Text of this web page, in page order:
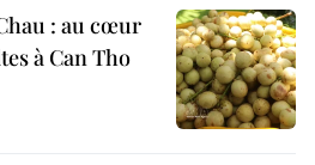
: au cœur
à Can Tho